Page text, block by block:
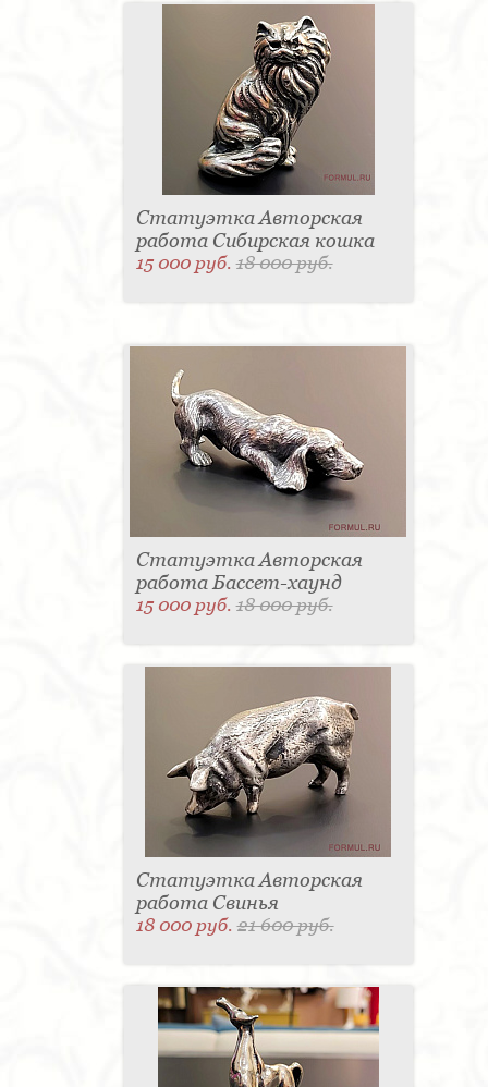
Статуэтка Авторская
работа Сибирская кошка
15 000 руб.18 000 руб.
Статуэтка Авторская
работа Бассет-хаунд
15 000 руб.18 000 руб.
Статуэтка Авторская
работа Свинья
18 000 руб.21 600 руб.